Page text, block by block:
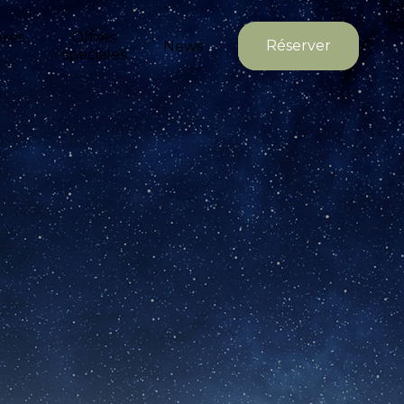
Offres
spéciales
News Réserver